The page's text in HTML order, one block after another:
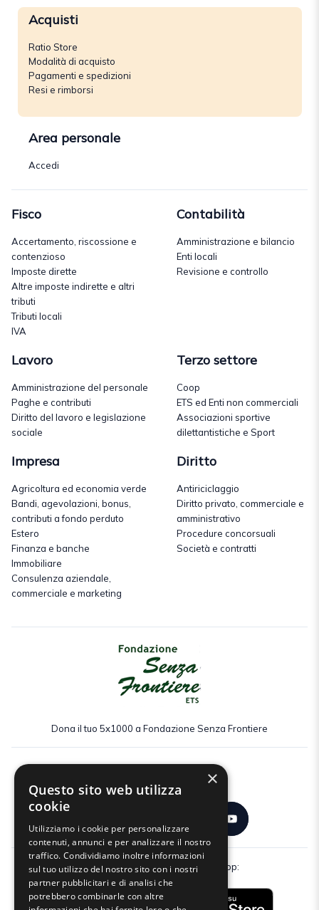
Acquisti
Ratio Store
Modalità di acquisto
Pagamenti e spedizioni
Resi e rimborsi
Area personale
Accedi
Fisco
Accertamento, riscossione e
contenzioso
Imposte dirette
Altre imposte indirette e altri
tributi
Tributi locali
IVA
Contabilità
Amministrazione e bilancio
Enti locali
Revisione e controllo
Lavoro
Amministrazione del personale
Paghe e contributi
Diritto del lavoro e legislazione
sociale
Terzo settore
Coop
ETS ed Enti non commerciali
Associazioni sportive
dilettantistiche e Sport
Impresa
Agricoltura ed economia verde
Bandi, agevolazioni, bonus,
contributi a fondo perduto
Estero
Finanza e banche
Immobiliare
Consulenza aziendale,
commerciale e marketing
Diritto
Antiriciclaggio
Diritto privato, commerciale e
amministrativo
Procedure concorsuali
Società e contratti
Dona il tuo 5x1000 a Fondazione Senza Frontiere
Scarica gratuitamente la nostra app:
×
Questo sito web utilizza
cookie
Utilizziamo i cookie per personalizzare
contenuti, annunci e per analizzare il nostro
traffico. Condividiamo inoltre informazioni
sul tuo utilizzo del nostro sito con i nostri
partner pubblicitari e di analisi che
potrebbero combinarle con altre